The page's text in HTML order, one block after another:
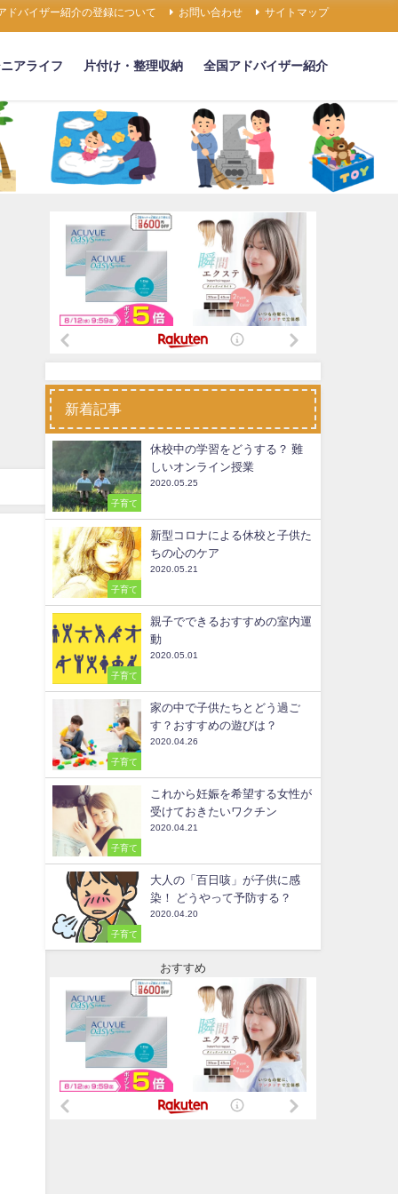
ドバイザー紹介の登録について お問い合わせ サイトマップ
アライフ 片付け・整理収納 全国アドバイザー紹介
新着記事
子育て
休校中の学習をどうする？ 難
しいオンライン授業
2020.05.25
子育て
新型コロナによる休校と子供た
ちの心のケア
2020.05.21
子育て
親子でできるおすすめの室内運
動
2020.05.01
子育て
家の中で子供たちとどう過ご
す？おすすめの遊びは？
2020.04.26
子育て
これから妊娠を希望する女性が
受けておきたいワクチン
2020.04.21
子育て
大人の「百日咳」が子供に感
染！ どうやって予防する？
2020.04.20
おすすめ